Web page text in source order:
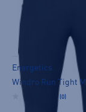
Energetics
(0)